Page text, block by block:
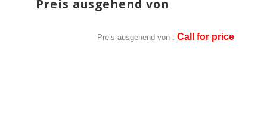
Preis ausgehend von
Preis ausgehend von : Call for price